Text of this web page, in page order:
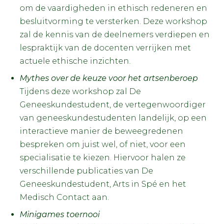
om de vaardigheden in ethisch redeneren en
besluitvorming te versterken. Deze workshop
zal de kennis van de deelnemers verdiepen en
lespraktijk van de docenten verrijken met
actuele ethische inzichten.
Mythes over de keuze voor het artsenberoep
Tijdens deze workshop zal De
Geneeskundestudent, de vertegenwoordiger
van geneeskundestudenten landelijk, op een
interactieve manier de beweegredenen
bespreken om juist wel, of niet, voor een
specialisatie te kiezen. Hiervoor halen ze
verschillende publicaties van De
Geneeskundestudent, Arts in Spé en het
Medisch Contact aan.
Minigames toernooi